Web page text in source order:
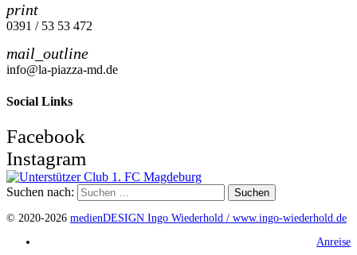
print
0391 / 53 53 472
mail_outline
info@la-piazza-md.de
Social Links
Facebook
Instagram
Suchen nach:
© 2020-2026 medienDESIGN Ingo Wiederhold / www.ingo-wiederhold.de
Anreise